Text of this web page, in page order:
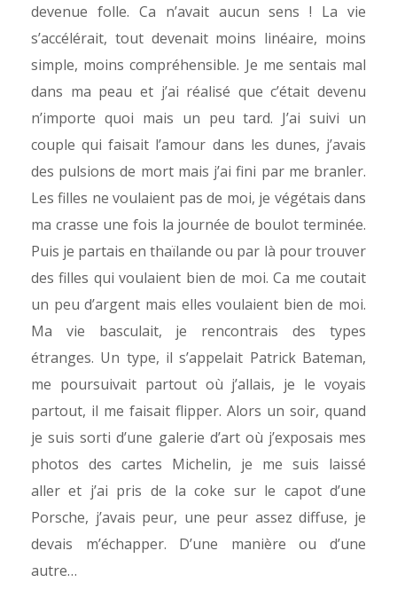
devenue folle. Ca n’avait aucun sens ! La vie
s’accélérait, tout devenait moins linéaire, moins
simple, moins compréhensible. Je me sentais mal
dans ma peau et j’ai réalisé que c’était devenu
n’importe quoi mais un peu tard. J’ai suivi un
couple qui faisait l’amour dans les dunes, j’avais
des pulsions de mort mais j’ai fini par me branler.
Les filles ne voulaient pas de moi, je végétais dans
ma crasse une fois la journée de boulot terminée.
Puis je partais en thaïlande ou par là pour trouver
des filles qui voulaient bien de moi. Ca me coutait
un peu d’argent mais elles voulaient bien de moi.
Ma vie basculait, je rencontrais des types
étranges. Un type, il s’appelait Patrick Bateman,
me poursuivait partout où j’allais, je le voyais
partout, il me faisait flipper. Alors un soir, quand
je suis sorti d’une galerie d’art où j’exposais mes
photos des cartes Michelin, je me suis laissé
aller et j’ai pris de la coke sur le capot d’une
Porsche, j’avais peur, une peur assez diffuse, je
devais m’échapper. D’une manière ou d’une
autre…